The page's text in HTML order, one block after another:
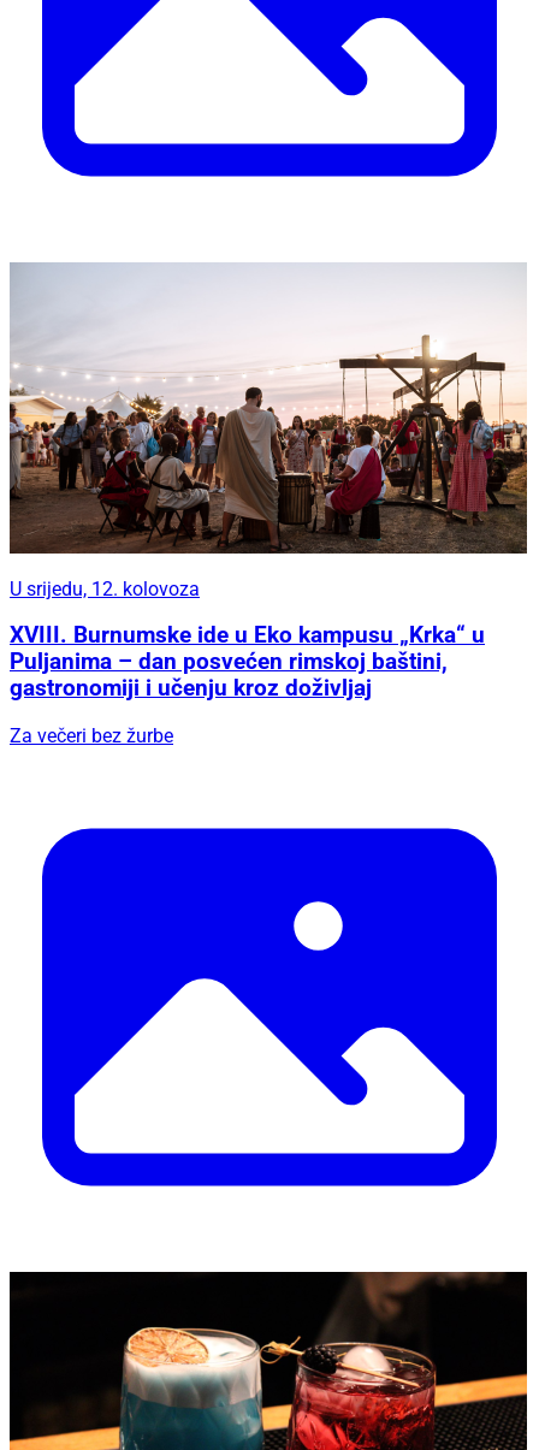
U srijedu, 12. kolovoza
XVIII. Burnumske ide u Eko kampusu „Krka“ u
Puljanima – dan posvećen rimskoj baštini,
gastronomiji i učenju kroz doživljaj
Za večeri bez žurbe